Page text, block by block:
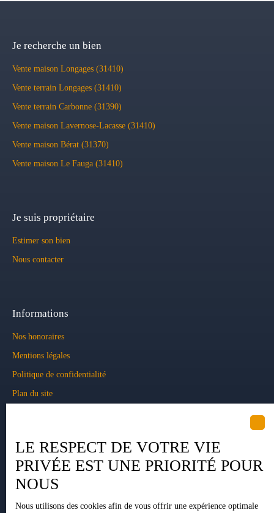
Je recherche un bien
Vente maison Longages (31410)
Vente terrain Longages (31410)
Vente terrain Carbonne (31390)
Vente maison Lavernose-Lacasse (31410)
Vente maison Bérat (31370)
Vente maison Le Fauga (31410)
Je suis propriétaire
Estimer son bien
Nous contacter
Informations
Nos honoraires
Mentions légales
Politique de confidentialité
Plan du site
+33 5 34 35 15 90
LE RESPECT DE VOTRE VIE
PRIVÉE EST UNE PRIORITÉ POUR
NOUS
Nous utilisons des cookies afin de vous offrir une expérience optimale